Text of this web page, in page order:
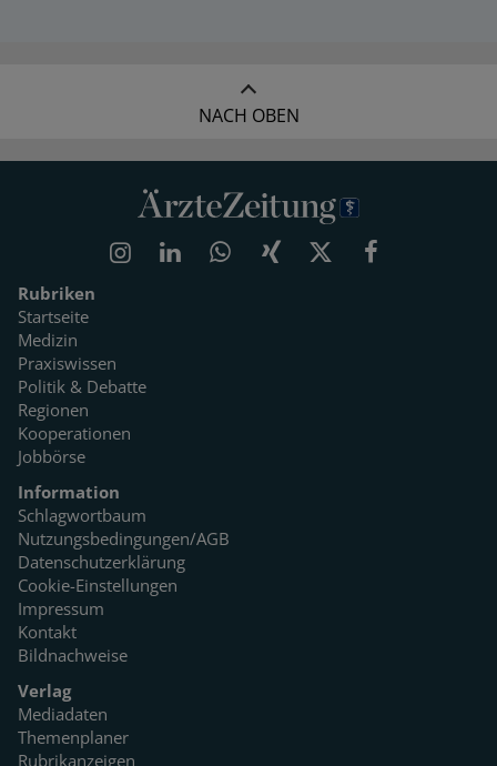
NACH OBEN
Rubriken
Startseite
Medizin
Praxiswissen
Politik & Debatte
Regionen
Kooperationen
Jobbörse
Information
Schlagwortbaum
Nutzungsbedingungen/AGB
Datenschutzerklärung
Cookie-Einstellungen
Impressum
Kontakt
Bildnachweise
Verlag
Mediadaten
Themenplaner
Rubrikanzeigen